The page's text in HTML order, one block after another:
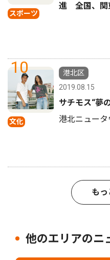
スポーツ
進 全国、関
10
文化
港北区
2019.08.15
サチモス“夢
港北ニュー
もっ
他のエリアのニ